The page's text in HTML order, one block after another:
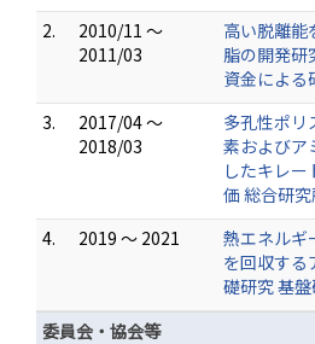
2.
2010/11 ～
2011/03
高い脱離能
脂の開発研
資金による
3.
2017/04 ～
2018/03
多孔性ポリ
素およびア
したキレ
価 総合研
4.
2019 ～ 2021
熱エネルギ
を回収する
礎研究 基盤
委員会・協会等